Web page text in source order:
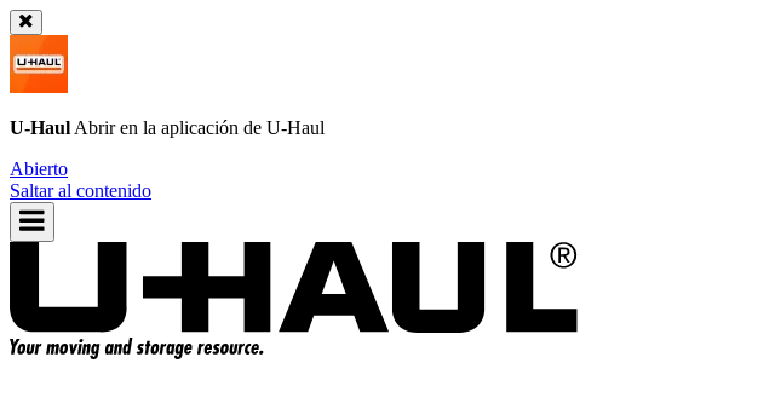
U-Haul Abrir en la aplicación de U-Haul
Abierto
Saltar al contenido